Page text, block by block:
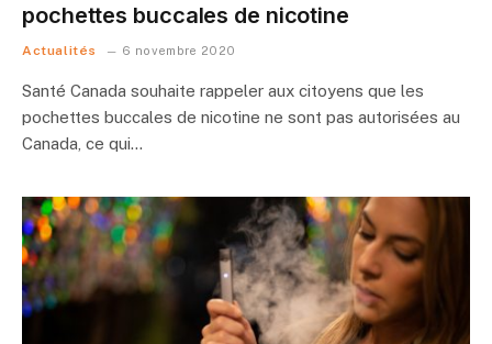
pochettes buccales de nicotine
Actualités 6 novembre 2020
Santé Canada souhaite rappeler aux citoyens que les
pochettes buccales de nicotine ne sont pas autorisées au
Canada, ce qui…